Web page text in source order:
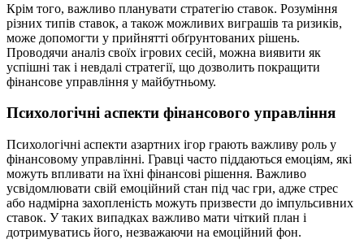
Крім того, важливо планувати стратегію ставок. Розуміння
різних типів ставок, а також можливих виграшів та ризиків,
може допомогти у прийнятті обґрунтованих рішень.
Проводячи аналіз своїх ігрових сесій, можна виявити як
успішні так і невдалі стратегії, що дозволить покращити
фінансове управління у майбутньому.
Психологічні аспекти фінансового управління
Психологічні аспекти азартних ігор грають важливу роль у
фінансовому управлінні. Гравці часто піддаються емоціям, які
можуть впливати на їхні фінансові рішення. Важливо
усвідомлювати свій емоційний стан під час гри, адже стрес
або надмірна захопленість можуть призвести до імпульсивних
ставок. У таких випадках важливо мати чіткий план і
дотримуватись його, незважаючи на емоційний фон.